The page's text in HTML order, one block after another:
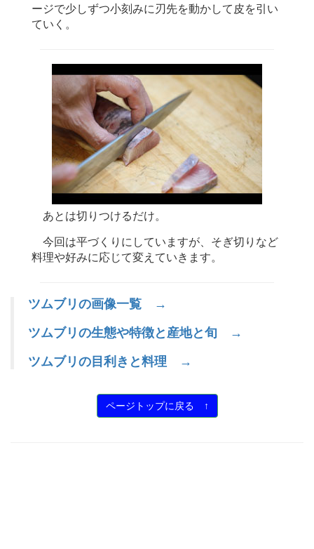
ージで少しずつ小刻みに刃先を動かして皮を引い
ていく。
あとは切りつけるだけ。
今回は平づくりにしていますが、そぎ切りなど
料理や好みに応じて変えていきます。
ツムブリの画像一覧 →
ツムブリの生態や特徴と産地と旬 →
ツムブリの目利きと料理 →
ページトップに戻る ↑